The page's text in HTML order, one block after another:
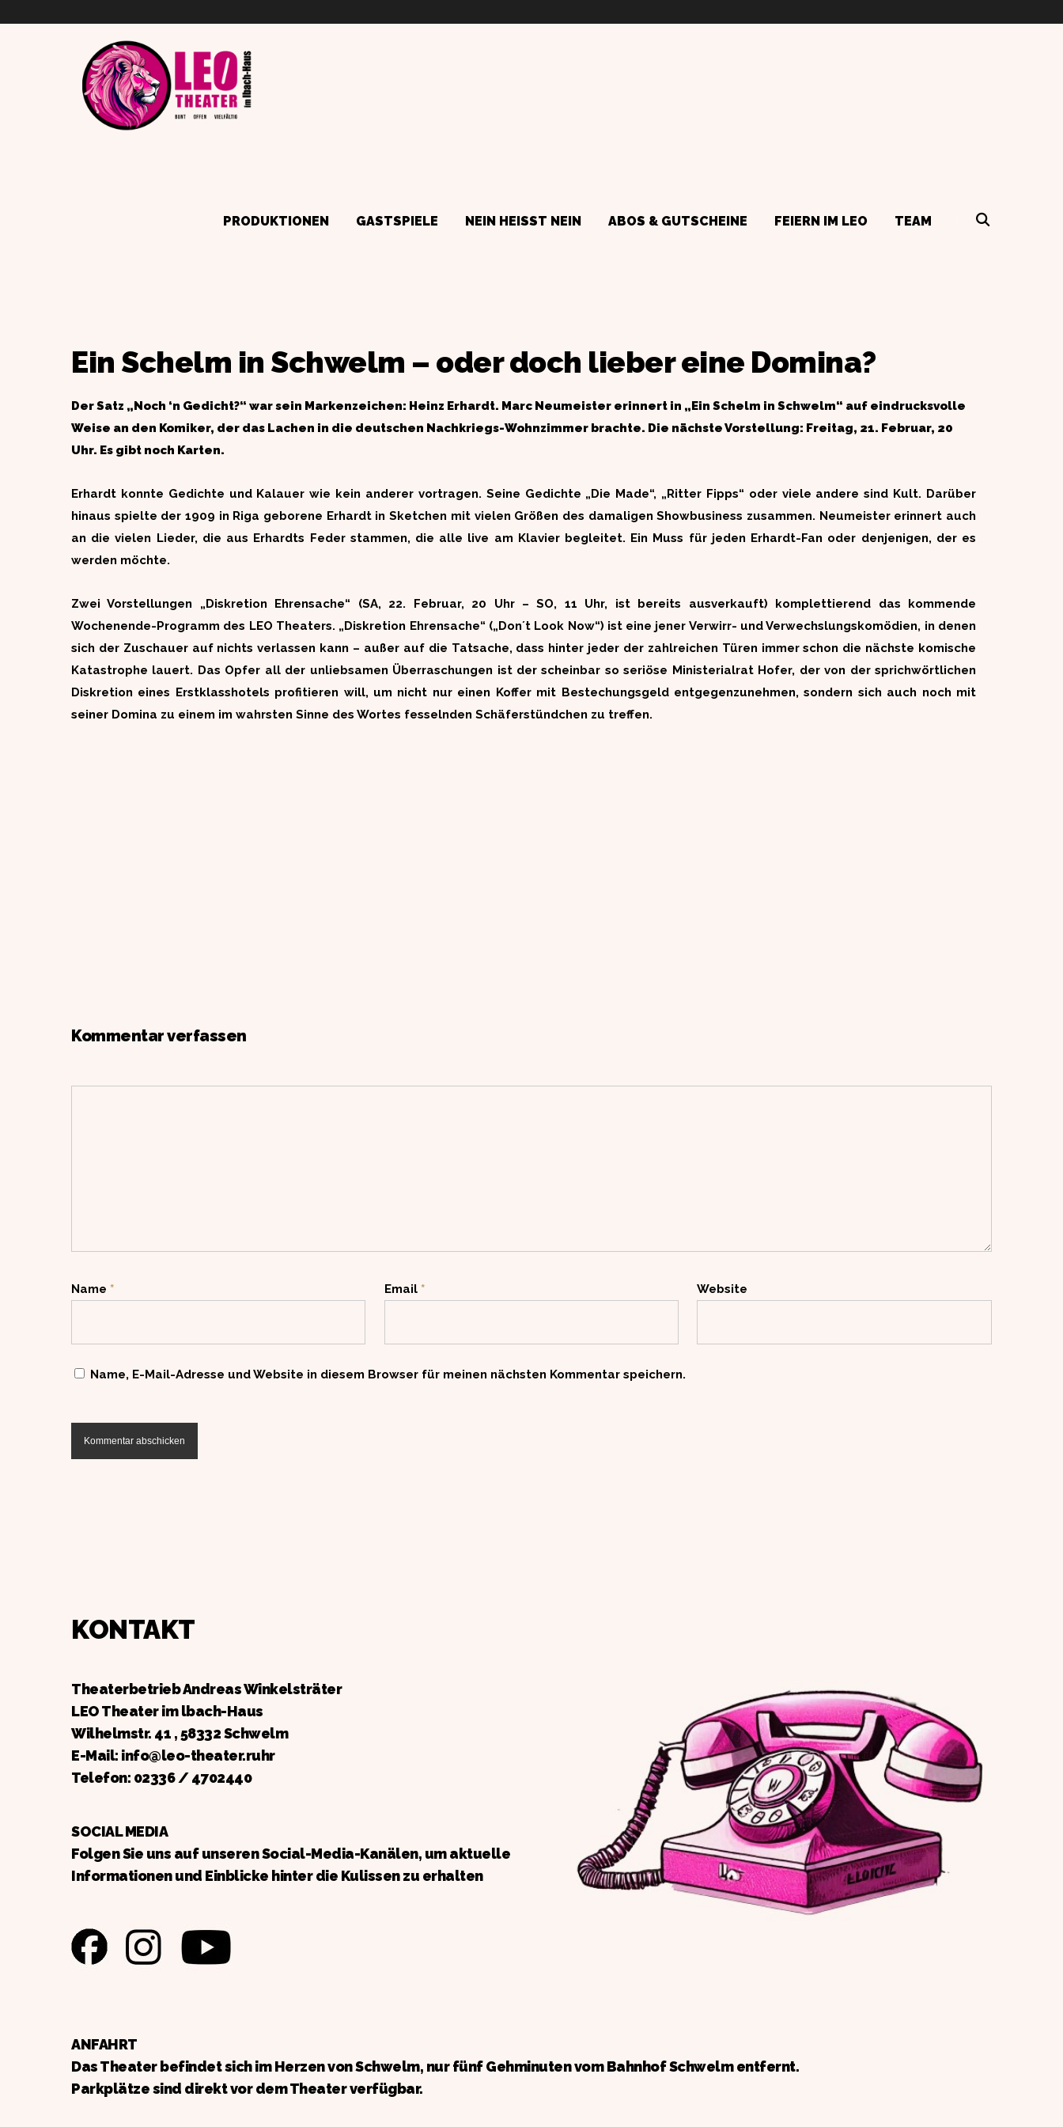
PRODUKTIONEN GASTSPIELE NEIN HEISST NEIN ABOS & GUTSCHEINE FEIERN IM LEO TEAM
Ein Schelm in Schwelm – oder doch lieber eine Domina?
Der Satz „Noch ‘n Gedicht?“ war sein Markenzeichen: Heinz Erhardt. Marc Neumeister erinnert in „Ein Schelm in Schwelm“ auf eindrucksvolle
Weise an den Komiker, der das Lachen in die deutschen Nachkriegs-Wohnzimmer brachte. Die nächste Vorstellung: Freitag, 21. Februar, 20
Uhr. Es gibt noch Karten.
Erhardt konnte Gedichte und Kalauer wie kein anderer vortragen. Seine Gedichte „Die Made“, „Ritter Fipps“ oder viele andere sind Kult. Darüber
hinaus spielte der 1909 in Riga geborene Erhardt in Sketchen mit vielen Größen des damaligen Showbusiness zusammen. Neumeister erinnert auch
an die vielen Lieder, die aus Erhardts Feder stammen, die alle live am Klavier begleitet. Ein Muss für jeden Erhardt-Fan oder denjenigen, der es
werden möchte.
Zwei Vorstellungen „Diskretion Ehrensache“ (SA, 22. Februar, 20 Uhr – SO, 11 Uhr, ist bereits ausverkauft) komplettierend das kommende
Wochenende-Programm des LEO Theaters. „Diskretion Ehrensache“ („Don´t Look Now“) ist eine jener Verwirr- und Verwechslungskomödien, in denen
sich der Zuschauer auf nichts verlassen kann – außer auf die Tatsache, dass hinter jeder der zahlreichen Türen immer schon die nächste komische
Katastrophe lauert. Das Opfer all der unliebsamen Überraschungen ist der scheinbar so seriöse Ministerialrat Hofer, der von der sprichwörtlichen
Diskretion eines Erstklasshotels profitieren will, um nicht nur einen Koffer mit Bestechungsgeld entgegenzunehmen, sondern sich auch noch mit
seiner Domina zu einem im wahrsten Sinne des Wortes fesselnden Schäferstündchen zu treffen.
Kommentar verfassen
Name * Email * Website
Name, E-Mail-Adresse und Website in diesem Browser für meinen nächsten Kommentar speichern.
KONTAKT
Theaterbetrieb Andreas Winkelsträter
LEO Theater im lbach-Haus
Wilhelmstr. 41 , 58332 Schwelm
E-Mail: info@leo-theater.ruhr
Telefon: 02336 / 4702440
SOCIAL MEDIA
Folgen Sie uns auf unseren Social-Media-Kanälen, um aktuelle
Informationen und Einblicke hinter die Kulissen zu erhalten
ANFAHRT
Das Theater befindet sich im Herzen von Schwelm, nur fünf Gehminuten vom Bahnhof Schwelm entfernt.
Parkplätze sind direkt vor dem Theater verfügbar.